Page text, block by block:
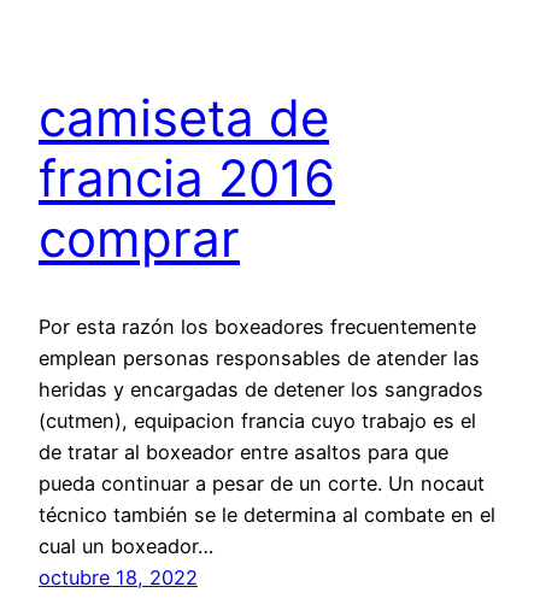
camiseta de
francia 2016
comprar
Por esta razón los boxeadores frecuentemente
emplean personas responsables de atender las
heridas y encargadas de detener los sangrados
(cutmen), equipacion francia cuyo trabajo es el
de tratar al boxeador entre asaltos para que
pueda continuar a pesar de un corte. Un nocaut
técnico también se le determina al combate en el
cual un boxeador…
octubre 18, 2022